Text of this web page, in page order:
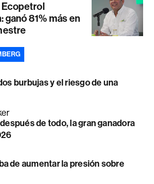
ganó 81% más en
burbujas y el riesgo de una
de todo, la gran ganadora
de aumentar la presión sobre